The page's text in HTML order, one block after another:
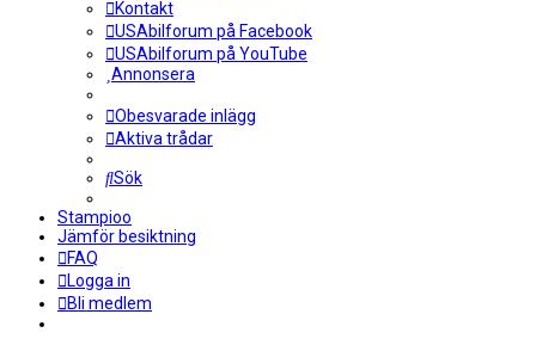
Kontakt
USAbilforum på Facebook
USAbilforum på YouTube
Annonsera
Obesvarade inlägg
Aktiva trådar
Sök
Stampioo
Jämför besiktning
FAQ
Logga in
Bli medlem